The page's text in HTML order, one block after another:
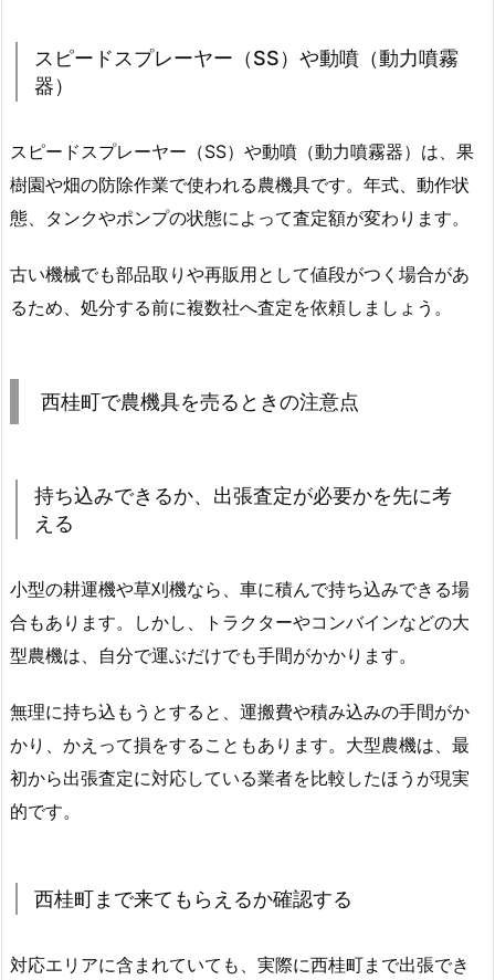
スピードスプレーヤー（SS）や動噴（動力噴霧
器）
スピードスプレーヤー（SS）や動噴（動力噴霧器）は、果
樹園や畑の防除作業で使われる農機具です。年式、動作状
態、タンクやポンプの状態によって査定額が変わります。
古い機械でも部品取りや再販用として値段がつく場合があ
るため、処分する前に複数社へ査定を依頼しましょう。
西桂町で農機具を売るときの注意点
持ち込みできるか、出張査定が必要かを先に考
える
小型の耕運機や草刈機なら、車に積んで持ち込みできる場
合もあります。しかし、トラクターやコンバインなどの大
型農機は、自分で運ぶだけでも手間がかかります。
無理に持ち込もうとすると、運搬費や積み込みの手間がか
かり、かえって損をすることもあります。大型農機は、最
初から出張査定に対応している業者を比較したほうが現実
的です。
西桂町まで来てもらえるか確認する
対応エリアに含まれていても、実際に西桂町まで出張でき